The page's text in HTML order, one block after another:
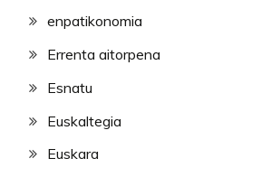
enpatikonomia
Errenta aitorpena
Esnatu
Euskaltegia
Euskara